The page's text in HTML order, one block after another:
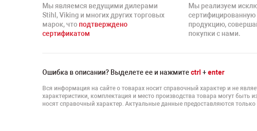
Мы являемся ведущими дилерами
Stihl, Viking и многих других торговых
марок, что подтверждено
сертификатом
Мы реализуем
сертифицированную
продукцию,
покупки с нами.
Ошибка в описании? Выделете ее и нажмите ctrl +enter
Вся информация на сайте о товарах носит справочный характер и не
характеристики, комплектация и место производства товара могут
носят справочный характер. Актуальные данные предоставляются